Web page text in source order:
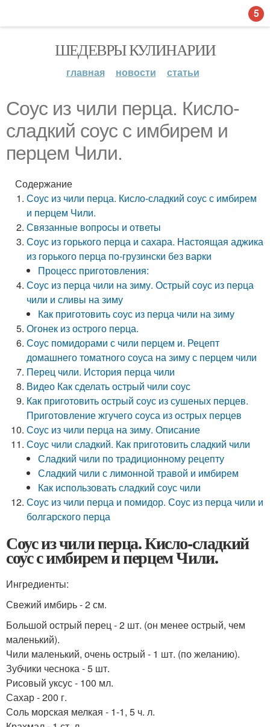
ШЕДЕВРЫ КУЛИНАРИИ
главная новости статьи
Соус из чили перца. Кисло-
сладкий соус с имбирем и
перцем Чили.
Содержание
Соус из чили перца. Кисло-сладкий соус с имбирем
и перцем Чили.
Связанные вопросы и ответы
Соус из горького перца и сахара. Настоящая аджика
из горького перца по-грузински без варки
Процесс приготовления:
Соус из перца чили на зиму. Острый соус из перца
чили и сливы на зиму
Как приготовить соус из перца чили на зиму
Огонек из острого перца.
Соус помидорами с чили перцем и. Рецепт
домашнего томатного соуса на зиму с перцем чили
Перец чили. История перца чили
Видео Как сделать острый чили соус
Как приготовить острый соус из сушеных перцев.
Приготовление жгучего соуса из острых перцев
Соус из чили перца на зиму. Описание
Соус чили сладкий. Как приготовить сладкий чили
Сладкий чили по традиционному рецепту
Сладкий чили с лимонной травой и имбирем
Как использовать сладкий соус чили
Соус из чили перца и помидор. Соус из перца чили и
болгарского перца
Соус из чили перца. Кисло-сладкий
соус с имбирем и перцем Чили.
Ингредиенты:
Свежий имбирь - 2 см.
Большой острый перец - 2 шт. (он менее острый, чем
маленький).
Чили маленький, очень острый - 1 шт. (по желанию).
Зубчики чеснока - 5 шт.
Рисовый уксус - 100 мл.
Сахар - 200 г.
Соль морская мелкая - 1-1, 5 ч. л.
5